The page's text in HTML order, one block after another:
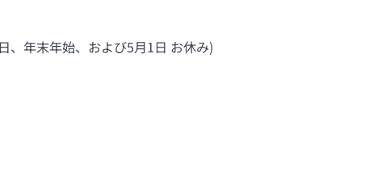
、年末年始、および5月1日 お休み)